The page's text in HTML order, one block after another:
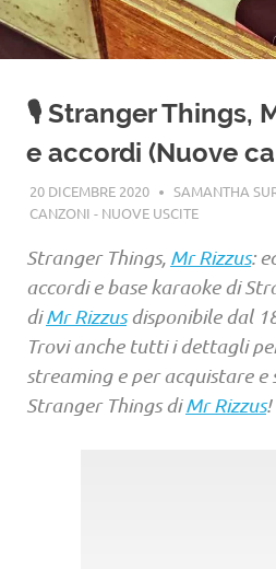
🎙️ Stranger Things,
e accordi (Nuove
20 DICEMBRE 2020
SAMANTHA
CANZONI - NUOVE USCITE
Stranger Things, Mr Rizzus:
accordi e base karaoke di
diMr Rizzusdisponibile dal
Trovi anche tutti i dettagli
streaming e per acquistare
Stranger Things diMr Rizzus!